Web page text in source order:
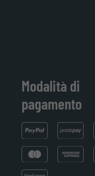
Modalità di
pagamento